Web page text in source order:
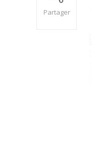
Partager